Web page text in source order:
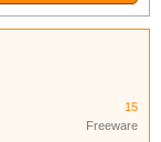
15
Freeware